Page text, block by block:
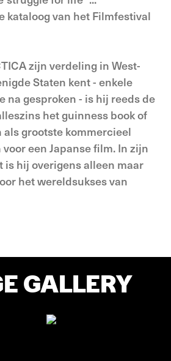
kataloog van het Filmfestival
zijn verdeling in West-
Staten kent - enkele
na gesproken - is hij reeds de
het guinness book of
grootste kommercieel
een Japanse film. In zijn
is hij overigens alleen maar
het wereldsukses van
GALLERY